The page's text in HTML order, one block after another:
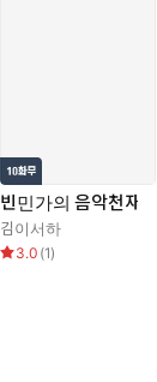
빈민가의 음악천재
김이서하
3.0 (1)